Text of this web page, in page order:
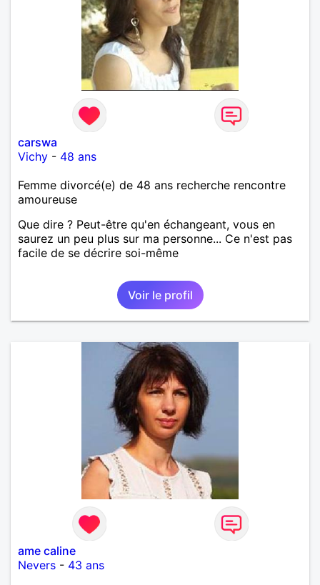
carswa
Vichy - 48 ans
Femme divorcé(e) de 48 ans recherche rencontre
amoureuse
Que dire ? Peut-être qu'en échangeant, vous en
saurez un peu plus sur ma personne... Ce n'est pas
facile de se décrire soi-même
Voir le profil
ame caline
Nevers - 43 ans